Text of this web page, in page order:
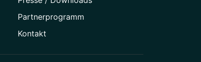
Partner­programm
Kontakt